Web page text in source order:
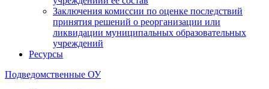
Заключения комиссии по оценке последствий
принятия решений о реорганизации или
ликвидации муниципальных образовательных
учреждений
Ресурсы
Подведомственные ОУ